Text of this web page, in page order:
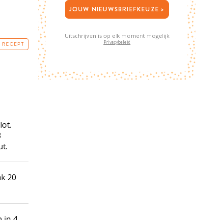
20
JOUW NIEUWSBRIEFKEUZE >
Uitschrijven is op elk moment mogelijk
Privacybeleid